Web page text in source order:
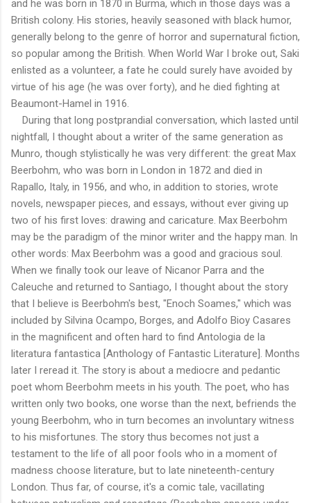
and he was born in 1870 in Burma, which in those days was a
British colony. His stories, heavily seasoned with black humor,
generally belong to the genre of horror and supernatural fiction,
so popular among the British. When World War I broke out, Saki
enlisted as a volunteer, a fate he could surely have avoided by
virtue of his age (he was over forty), and he died fighting at
Beaumont-Hamel in 1916.
During that long postprandial conversation, which lasted until
nightfall, I thought about a writer of the same generation as
Munro, though stylistically he was very different: the great Max
Beerbohm, who was born in London in 1872 and died in
Rapallo, Italy, in 1956, and who, in addition to stories, wrote
novels, newspaper pieces, and essays, without ever giving up
two of his first loves: drawing and caricature. Max Beerbohm
may be the paradigm of the minor writer and the happy man. In
other words: Max Beerbohm was a good and gracious soul.
When we finally took our leave of Nicanor Parra and the
Caleuche and returned to Santiago, I thought about the story
that I believe is Beerbohm's best, "Enoch Soames," which was
included by Silvina Ocampo, Borges, and Adolfo Bioy Casares
in the magnificent and often hard to find Antologia de la
literatura fantastica [Anthology of Fantastic Literature]. Months
later I reread it. The story is about a mediocre and pedantic
poet whom Beerbohm meets in his youth. The poet, who has
written only two books, one worse than the next, befriends the
young Beerbohm, who in turn becomes an involuntary witness
to his misfortunes. The story thus becomes not just a
testament to the life of all poor fools who in a moment of
madness choose literature, but to late nineteenth-century
London. Thus far, of course, it's a comic tale, vacillating